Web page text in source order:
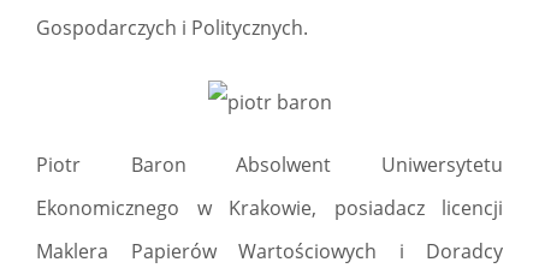
Gospodarczych i Politycznych.
Piotr Baron Absolwent Uniwersytetu
Ekonomicznego w Krakowie, posiadacz licencji
Maklera Papierów Wartościowych i Doradcy